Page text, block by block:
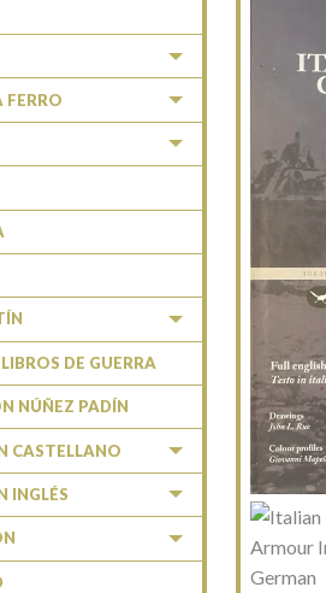
FERRO
DE GUERRA
NÚÑEZ PADÍN
CASTELLANO
INGLÉS